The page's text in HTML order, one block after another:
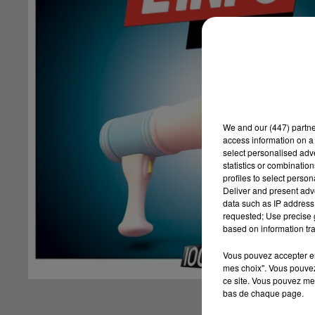
We and our (447)
access information on
select personalised
statistics or
profiles to select
Deliver and present
data such as IP
requested; Use precise
based on information
Vous pouvez accepter
mes choix". Vous
ce site. Vous pouvez
bas de chaque page.